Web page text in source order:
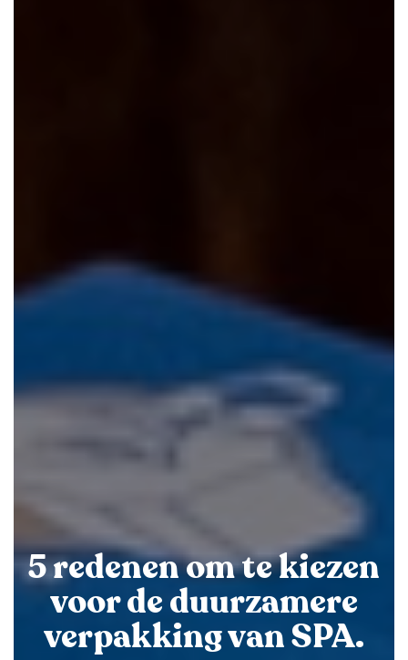
5 redenen om te kiezen
voor de duurzamere
verpakking van SPA.